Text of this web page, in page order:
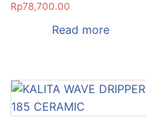
Rp78,700.00
Read more